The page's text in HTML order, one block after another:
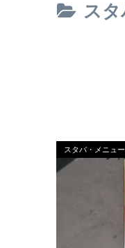
ス
スタバ・メニュー